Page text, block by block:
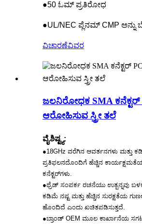
●50 ಓಮ್ ಪ್ರತಿರೋಧ
●UL/NEC ಪ್ಲೆನಮ್ CMP ಅನ್ನು
ವಿಚಾರಣೆವಿವರ
ಜಲನಿರೋಧಕ SMA ಕನೆಕ್ಟರ್
ಆರೋಹಿಸುವ ಸ್ತ್ರೀ ತಲೆ
ವೈಶಿಷ್ಟ್ಯ:
●18GHz ವರೆಗಿನ ಆವರ್ತನಗಳು ಮತ್ತು
ಪ್ರತಿಫಲನದೊಂದಿಗೆ ಹೆಚ್ಚಿನ ಕಾರ್ಯಕ್ಷಮತೆಯ
ಕನೆಕ್ಟರ್‌ಗಳು.
●ಥ್ರೆಡ್ ಸಂಪರ್ಕ ರಚನೆಯು ಉತ್ಪನ್ನವು
ಕಡಿಮೆ ನಷ್ಟ ಮತ್ತು ಹೆಚ್ಚಿನ ಸುರಕ್ಷತೆಯ
ಹೊಂದಿದೆ ಎಂದು ಖಚಿತಪಡಿಸುತ್ತದೆ.
●ಬ್ರಾಂಡ್ OEM ಮೂಲ ಕಾರ್ಖಾನೆಯ